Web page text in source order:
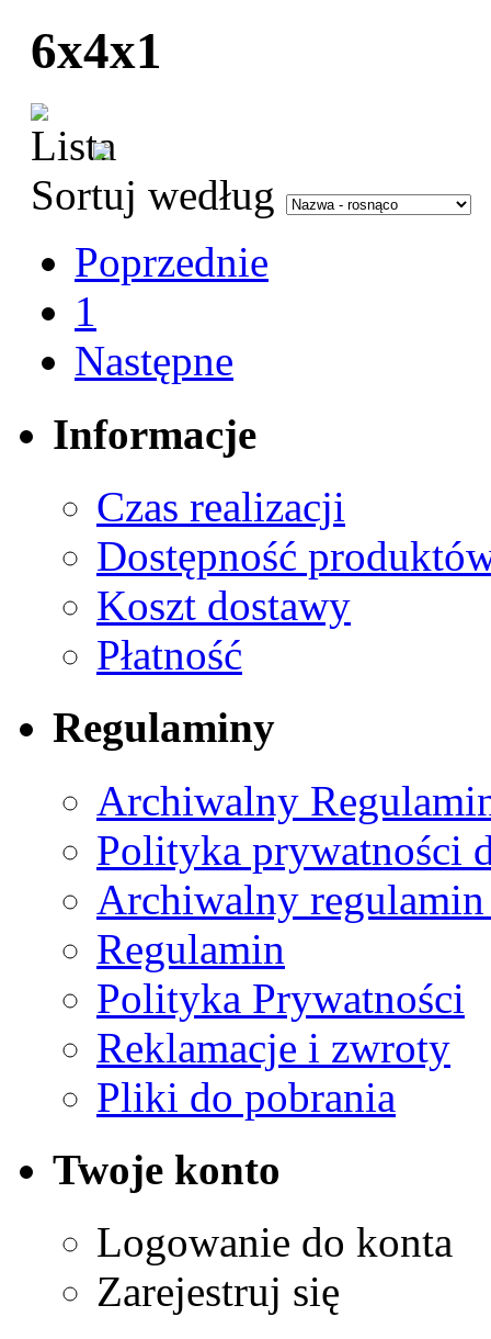
6x4x1
Sortuj według
Poprzednie
1
Następne
Informacje
Czas realizacji
Dostępność
Koszt dostawy
Płatność
Regulaminy
Archiwalny
Polityka prywatności
Archiwalny
Regulamin
Polityka Prywatności
Reklamacje i zwroty
Pliki do pobrania
Twoje konto
Logowanie do konta
Zarejestruj się